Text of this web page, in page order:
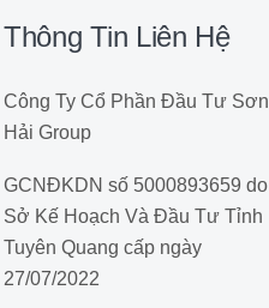
Thông Tin Liên Hệ
Công Ty Cổ Phần Đầu Tư Sơn
Hải Group
GCNĐKDN số 5000893659 do
Sở Kế Hoạch Và Đầu Tư Tỉnh
Tuyên Quang cấp ngày
27/07/2022